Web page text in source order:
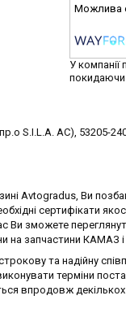
У
покидаючи
S.I.L.A. AC), 53205-
Avtogradus, Ви
сертифікати
Ви зможете
на запчастини КАМАЗ
та надійну
терміни
впродовж декількох